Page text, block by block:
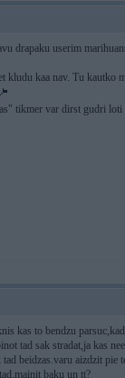
drapaku userim
kludu kaa nav. Tu kautko
tikmer var dirst gudri
kas to bendzu
tad sak stradat,ja kas
beidzas.varu aizdzit pie
baku un tt?